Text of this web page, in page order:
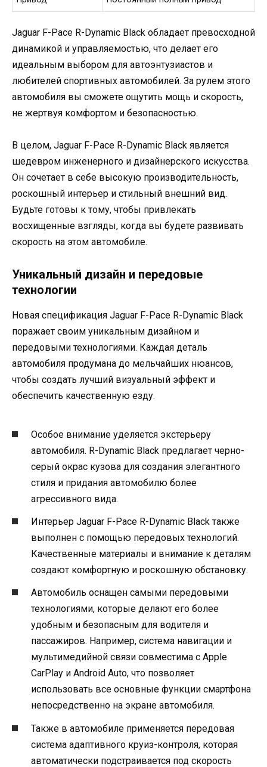
Jaguar F-Pace R-Dynamic Black обладает превосходной
динамикой и управляемостью, что делает его
идеальным выбором для автоэнтузиастов и
любителей спортивных автомобилей. За рулем этого
автомобиля вы сможете ощутить мощь и скорость,
не жертвуя комфортом и безопасностью.
В целом, Jaguar F-Pace R-Dynamic Black является
шедевром инженерного и дизайнерского искусства.
Он сочетает в себе высокую производительность,
роскошный интерьер и стильный внешний вид.
Будьте готовы к тому, чтобы привлекать
восхищенные взгляды, когда вы будете развивать
скорость на этом автомобиле.
Уникальный дизайн и передовые
технологии
Новая спецификация Jaguar F-Pace R-Dynamic Black
поражает своим уникальным дизайном и
передовыми технологиями. Каждая деталь
автомобиля продумана до мельчайших нюансов,
чтобы создать лучший визуальный эффект и
обеспечить качественную езду.
Особое внимание уделяется экстерьеру
автомобиля. R-Dynamic Black предлагает черно-
серый окрас кузова для создания элегантного
стиля и придания автомобилю более
агрессивного вида.
Интерьер Jaguar F-Pace R-Dynamic Black также
выполнен с помощью передовых технологий.
Качественные материалы и внимание к деталям
создают комфортную и роскошную обстановку.
Автомобиль оснащен самыми передовыми
технологиями, которые делают его более
удобным и безопасным для водителя и
пассажиров. Например, система навигации и
мультимедийной связи совместима с Apple
CarPlay и Android Auto, что позволяет
использовать все основные функции смартфона
непосредственно на экране автомобиля.
Также в автомобиле применяется передовая
система адаптивного круиз-контроля, которая
автоматически подстраивается под скорость